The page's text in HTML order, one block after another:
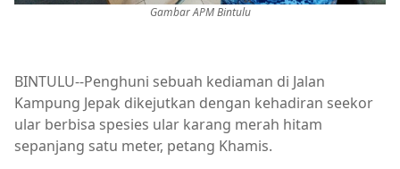
Gambar APM Bintulu
BINTULU--Penghuni sebuah kediaman di Jalan
Kampung Jepak dikejutkan dengan kehadiran seekor
ular berbisa spesies ular karang merah hitam
sepanjang satu meter, petang Khamis.